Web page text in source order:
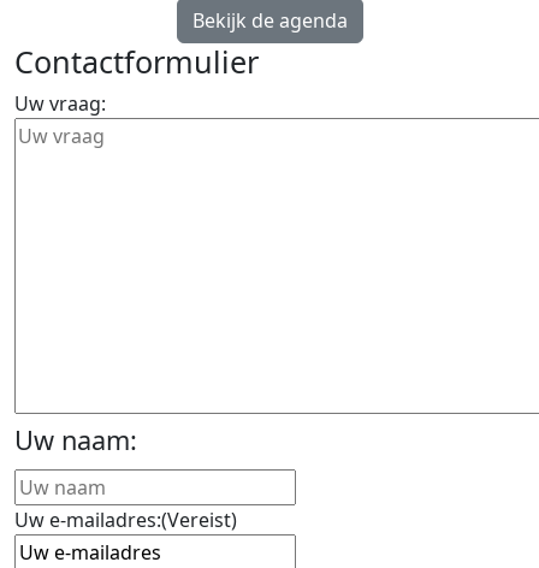
Bekijk de agenda
Contactformulier
Uw vraag:
Uw naam:
Uw e-mailadres:(Vereist)